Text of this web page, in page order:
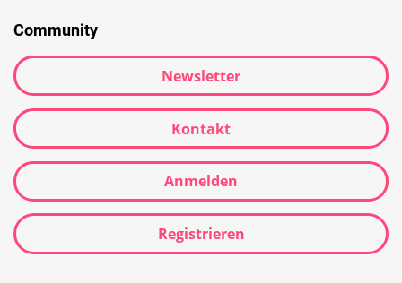
Community
Newsletter
Kontakt
Anmelden
Registrieren